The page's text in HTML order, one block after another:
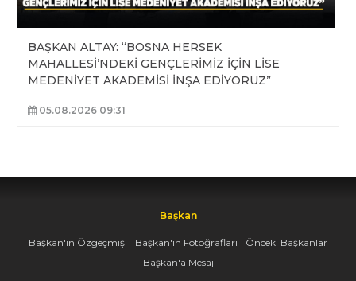
BAŞKAN ALTAY: “BOSNA HERSEK
MAHALLESİ’NDEKİ GENÇLERİMİZ İÇİN LİSE
MEDENİYET AKADEMİSİ İNŞA EDİYORUZ”
05.08.2026 09:31
Başkan
Başkan'ın Özgeçmişi Başkan'ın Fotoğrafları
Önceki Başkanlar
Başkan'a Mesaj